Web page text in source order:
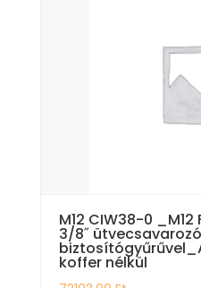
M12 CIW38-0
3/8˝ ütvecsavarozó
koffer nélkül